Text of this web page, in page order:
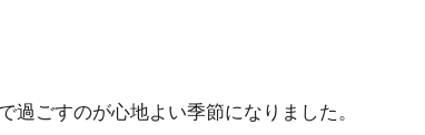
過ごすのが心地よい季節になりました。